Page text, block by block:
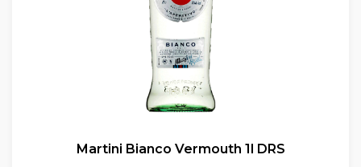
Martini Bianco Vermouth 1l DRS